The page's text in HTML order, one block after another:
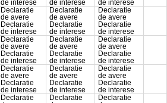
de interese
de interese
de interese
Declaratie
de avere
Declaratie
de interese
Declaratie
de avere
Declaratie
de interese
Declaratie
de avere
Declaratie
de interese
Declaratie
de avere
Declaratie
de interese
Declaratie
de avere
Declaratie
de interese
Declaratie
de avere
Declaratie
de interese
Declaratie
de avere
Declaratie
de interese
Declaratie
de avere
Declaratie
de interese
Declaratie
de avere
Declaratie
de interese
Declaratie
Declaratie
Declaratie